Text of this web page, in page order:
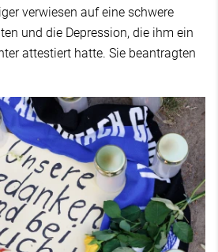
verwiesen auf eine schwere
und die Depression, die ihm ein
attestiert hatte. Sie beantragten